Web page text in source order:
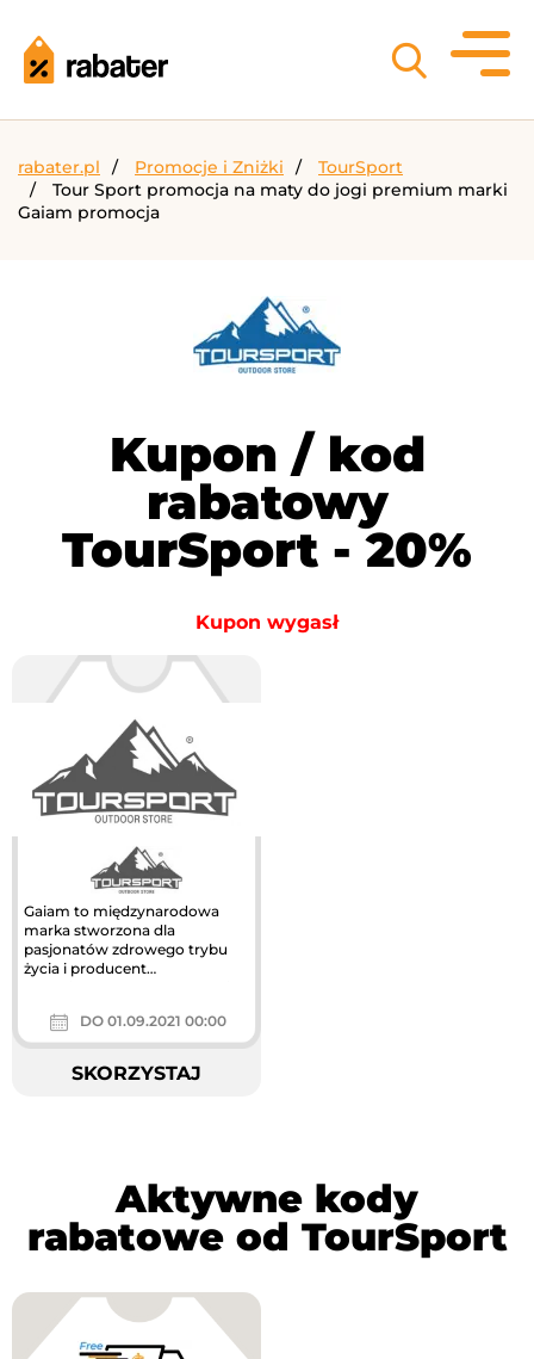
rabater.pl Promocje i Zniżki
TourSport
Tour Sport promocja na maty do jogi premium marki
Gaiam promocja
Kupon / kod
rabatowy
TourSport - 20%
Kupon wygasł
Gaiam to międzynarodowa
marka stworzona dla
pasjonatów zdrowego trybu
życia i producent
DO 01.09.2021 00:00
SKORZYSTAJ
Aktywne kody
rabatowe od TourSport